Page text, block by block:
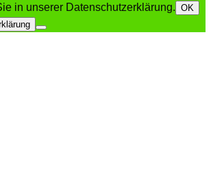
in unserer Datenschutzerklärung. OK